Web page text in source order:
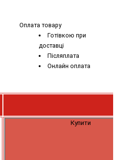
Оплата товару
Готівкою при
доставці
Післяплата
Онлайн оплата
Купити